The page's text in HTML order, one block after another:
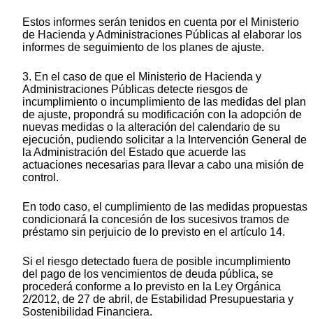
Estos informes serán tenidos en cuenta por el Ministerio
de Hacienda y Administraciones Públicas al elaborar los
informes de seguimiento de los planes de ajuste.
3. En el caso de que el Ministerio de Hacienda y
Administraciones Públicas detecte riesgos de
incumplimiento o incumplimiento de las medidas del plan
de ajuste, propondrá su modificación con la adopción de
nuevas medidas o la alteración del calendario de su
ejecución, pudiendo solicitar a la Intervención General de
la Administración del Estado que acuerde las
actuaciones necesarias para llevar a cabo una misión de
control.
En todo caso, el cumplimiento de las medidas propuestas
condicionará la concesión de los sucesivos tramos de
préstamo sin perjuicio de lo previsto en el artículo 14.
Si el riesgo detectado fuera de posible incumplimiento
del pago de los vencimientos de deuda pública, se
procederá conforme a lo previsto en la Ley Orgánica
2/2012, de 27 de abril, de Estabilidad Presupuestaria y
Sostenibilidad Financiera.